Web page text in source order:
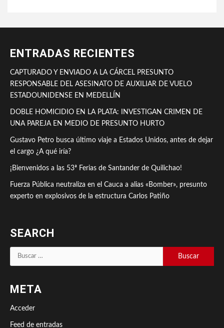
ENTRADAS RECIENTES
CAPTURADO Y ENVIADO A LA CÁRCEL PRESUNTO
RESPONSABLE DEL ASESINATO DE AUXILIAR DE VUELO
ESTADOUNIDENSE EN MEDELLÍN
DOBLE HOMICIDIO EN LA PLATA: INVESTIGAN CRIMEN DE
UNA PAREJA EN MEDIO DE PRESUNTO HURTO
Gustavo Petro busca último viaje a Estados Unidos, antes de dejar
el cargo ¿A qué iría?
¡Bienvenidos a las 53ª Ferias de Santander de Quilichao!
Fuerza Pública neutraliza en el Cauca a alias «Bomber», presunto
experto en explosivos de la estructura Carlos Patiño
SEARCH
Buscar:
META
Acceder
Feed de entradas